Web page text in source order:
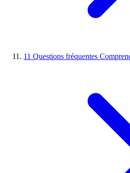
11 Questions fréquentes